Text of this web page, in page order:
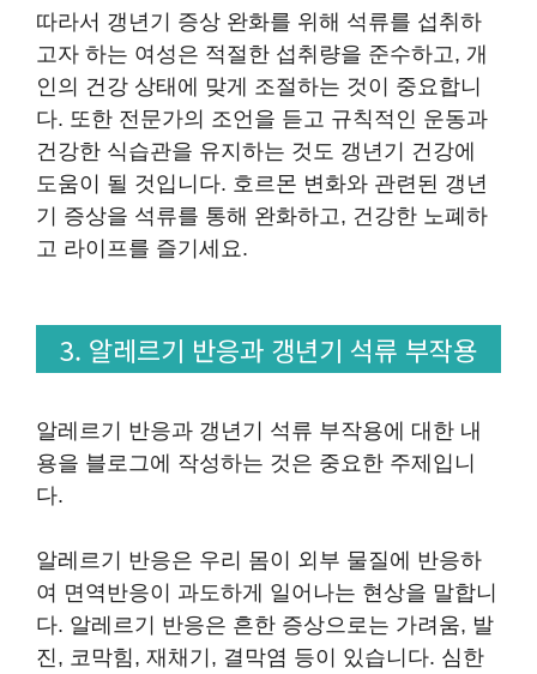
따라서 갱년기 증상 완화를 위해 석류를 섭취하
고자 하는 여성은 적절한 섭취량을 준수하고, 개
인의 건강 상태에 맞게 조절하는 것이 중요합니
다. 또한 전문가의 조언을 듣고 규칙적인 운동과
건강한 식습관을 유지하는 것도 갱년기 건강에
도움이 될 것입니다. 호르몬 변화와 관련된 갱년
기 증상을 석류를 통해 완화하고, 건강한 노폐하
고 라이프를 즐기세요.
3. 알레르기 반응과 갱년기 석류 부작용
알레르기 반응과 갱년기 석류 부작용에 대한 내
용을 블로그에 작성하는 것은 중요한 주제입니
다.
알레르기 반응은 우리 몸이 외부 물질에 반응하
여 면역반응이 과도하게 일어나는 현상을 말합니
다. 알레르기 반응은 흔한 증상으로는 가려움, 발
진, 코막힘, 재채기, 결막염 등이 있습니다. 심한